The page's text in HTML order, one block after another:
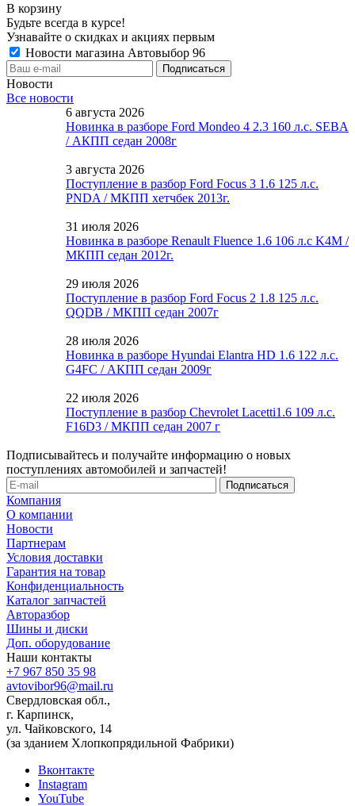
В корзину
Будьте всегда в курсе!
Узнавайте о скидках и акциях первым
Новости магазина Автовыбор 96
Новости
Все новости
6 августа 2026
Новинка в разборе Ford Mondeo 4 2.3 160 л.с. SEBA
/ АКПП седан 2008г
3 августа 2026
Поступление в разбор Ford Focus 3 1.6 125 л.с.
PNDA / МКПП хетчбек 2013г.
31 июля 2026
Новинка в разборе Renault Fluence 1.6 106 л.с K4M /
МКПП седан 2012г.
29 июля 2026
Поступление в разбор Ford Focus 2 1.8 125 л.с.
QQDB / МКПП седан 2007г
28 июля 2026
Новинка в разборе Hyundai Elantra HD 1.6 122 л.с.
G4FC / АКПП седан 2009г
22 июля 2026
Поступление в разбор Chevrolet Lacetti1.6 109 л.с.
F16D3 / МКПП седан 2007 г
Подписывайтесь и получайте информацию о новых
поступлениях автомобилей и запчастей!
Компания
О компании
Новости
Партнерам
Условия доставки
Гарантия на товар
Конфиденциальность
Каталог запчастей
Авторазбор
Шины и диски
Доп. оборудование
Наши контакты
+7 967 850 35 98
avtovibor96@mail.ru
Свердловская обл.,
г. Карпинск,
ул. Чайковского, 14
(за зданием Хлопкопрядильной Фабрики)
Вконтакте
Instagram
YouTube